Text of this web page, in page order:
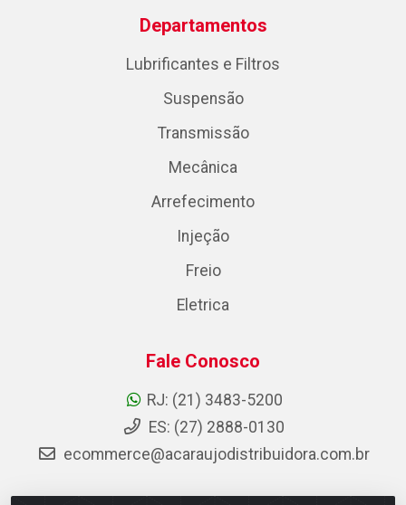
Departamentos
Lubrificantes e Filtros
Suspensão
Transmissão
Mecânica
Arrefecimento
Injeção
Freio
Eletrica
Fale Conosco
RJ: (21) 3483-5200
ES: (27) 2888-0130
ecommerce@acaraujodistribuidora.com.br